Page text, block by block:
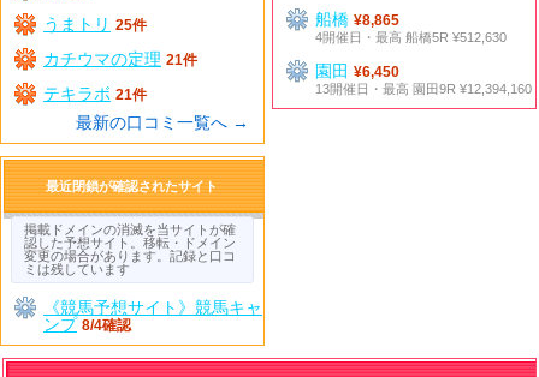
うまトリ 25件
カチウマの定理 21件
テキラボ 21件
最新の口コミ一覧へ →
船橋¥8,865
4開催日・最高 船橋5R ¥512,630
園田¥6,450
13開催日・最高 園田9R ¥12,394,160
最近閉鎖が確認されたサイト
掲載ドメインの消滅を当サイトが確
認した予想サイト。移転・ドメイン
変更の場合があります。記録と口コ
ミは残しています
《競馬予想サイト》競馬キャ
ンプ 8/4確認